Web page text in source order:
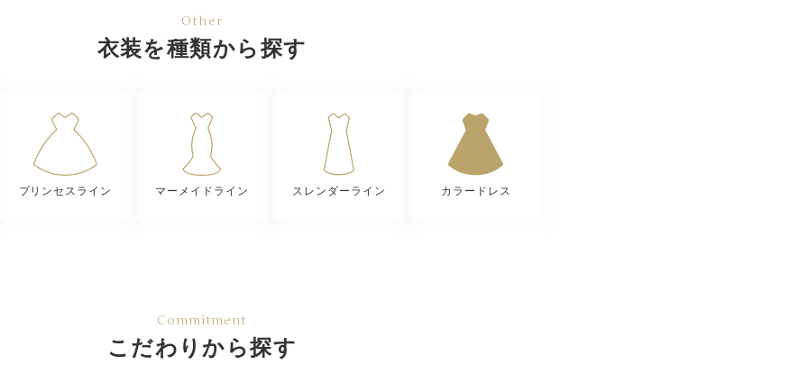
Other
衣装を種類から探す
プリンセスライン マーメイドライン スレンダーライン カラードレス
Commitment
こだわりから探す